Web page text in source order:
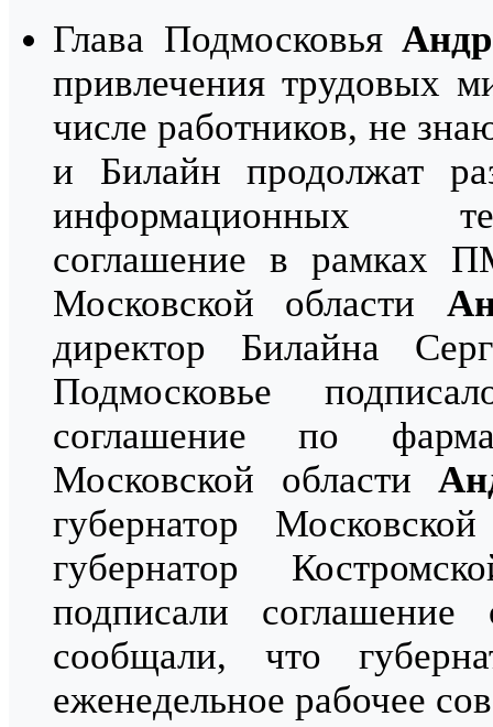
Глава Подмосковья
привлечения трудовых
числе работников, не
и Билайн продолжат
информационных
соглашение в рамках
Московской области
директор Билайна
Подмосковье
соглашение по
Московской области
губернатор
губернатор
подписали
сообщали, что
еженедельное рабочее